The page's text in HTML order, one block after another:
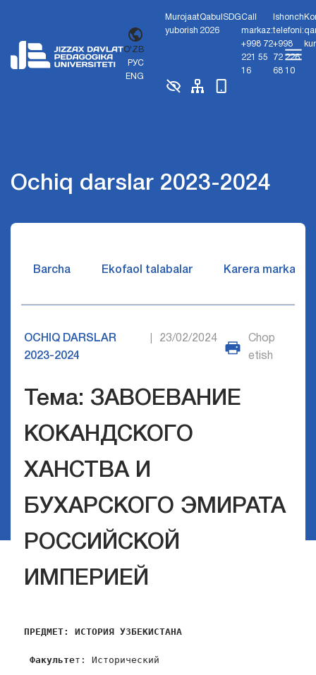
O'ZB
РУС
ENG
Murojaat
yuborish
Qabul
2026
SDGCall
markaz:
+998 72
221 55
16
Ishonch
telefoni:
+998
72 226
68 10
Ochiq darslar 2023-2024
Barcha Ekofaol talabalar Karera markazi
OCHIQ DARSLAR
2023-2024
23/02/2024
Chop
etish
Тема: ЗАВОЕВАНИЕ
КОКАНДСКОГО
ХАНСТВА И
БУХАРСКОГО ЭМИРАТА
РОССИЙСКОЙ
ИМПЕРИЕЙ
ПРЕДМЕТ: ИСТОРИЯ УЗБЕКИСТАНА
Факультет: Исторический